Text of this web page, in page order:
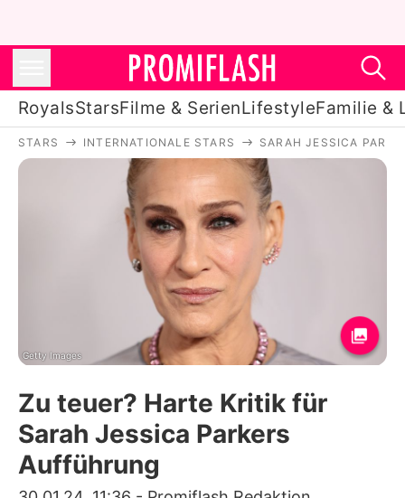
RoyalsStarsFilme & SerienLifestyleFamilie &
Royals
Stars
Filme & Serien
Lifestyle
Familie & Liebe
Promiflash Exklusiv
Alle Themen auf Promiflash
App runterladen
STARS INTERNATIONALE STARS SARAH JESSICA
Getty Images
Zu teuer? Harte Kritik für
Sarah Jessica Parkers
Aufführung